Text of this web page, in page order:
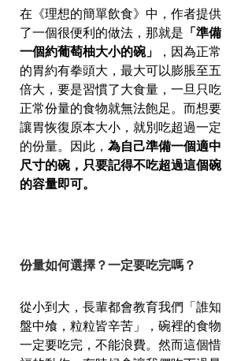
在《理想的簡單飲食》中，作者提供
了一個很便利的做法，那就是 「準備
一個約葡萄柚大小的碗」
，因為正常
的胃約有拳頭大，最大可以膨脹至五
倍大，要是習慣了大食量，一旦只吃
正常份量的食物就無法飽足。而想要
讓胃恢復原本大小，就別吃超過一定
的份量。因此， 為自己準備一個適中
尺寸的碗，只要記得不吃超過這個碗
的容量即可。
份量如何選擇？一定要吃完嗎？
從小到大，長輩都會教育我們「誰知
盤中飧，粒粒皆辛苦」，碗裡的食物
一定要吃完，不能浪費。然而這個惜